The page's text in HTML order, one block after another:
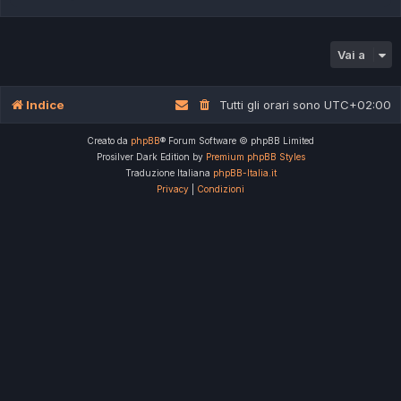
Vai a
Indice Tutti gli orari sono UTC+02:00
Creato da phpBB® Forum Software © phpBB Limited
Prosilver Dark Edition by Premium phpBB Styles
Traduzione Italiana phpBB-Italia.it
Privacy
Condizioni